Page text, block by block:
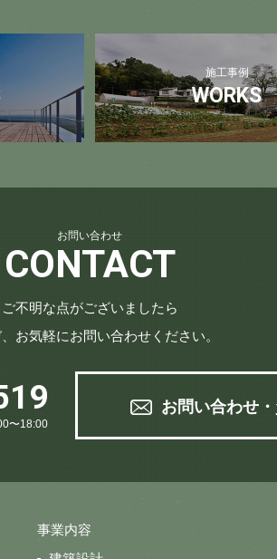
施工事例
WORKS
お問い合わせ
CONTACT
ご不明な点がございましたら
お気軽にお問い合わせください。
〜18:00
お問い合わせ
事業内容